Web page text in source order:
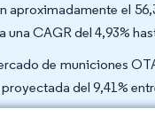
el
CAGR del 4,93%
de municiones
del 9,41%